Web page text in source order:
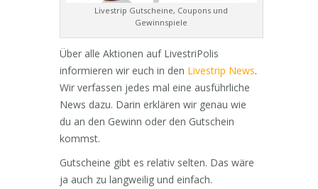
Livestrip Gutscheine, Coupons und
Gewinnspiele
Über alle Aktionen auf LivestriPolis
informieren wir euch in den Livestrip News.
Wir verfassen jedes mal eine ausführliche
News dazu. Darin erklären wir genau wie
du an den Gewinn oder den Gutschein
kommst.
Gutscheine gibt es relativ selten. Das wäre
ja auch zu langweilig und einfach.